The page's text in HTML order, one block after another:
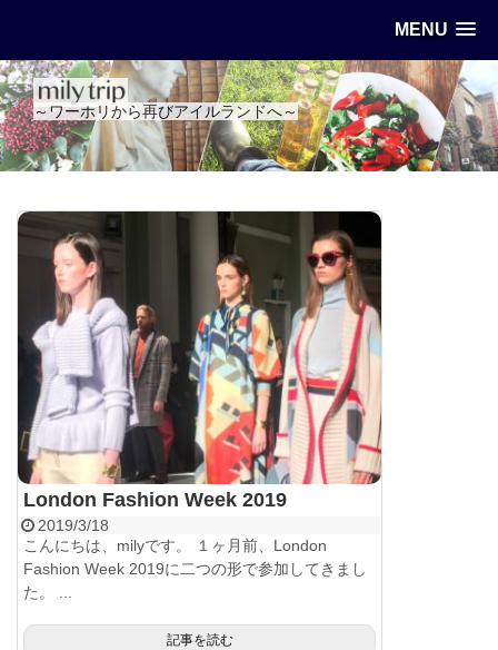
MENU
～ワーホリから再びアイルランドへ～
London Fashion Week 2019
2019/3/18
こんにちは、milyです。 １ヶ月前、London
Fashion Week 2019に二つの形で参加してきまし
た。 ...
記事を読む